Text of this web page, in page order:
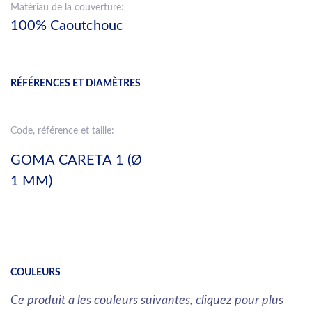
Matériau de la couverture:
100% Caoutchouc
RÉFÉRENCES ET DIAMÈTRES
Code, référence et taille:
GOMA CARETA 1 (Ø
1 MM)
COULEURS
Ce produit a les couleurs suivantes, cliquez pour plus